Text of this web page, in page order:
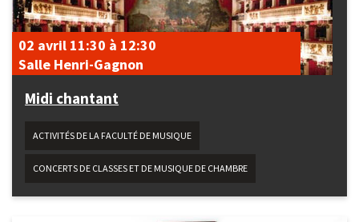
Midi chantant
02 avril 11:30 à 12:30
Salle Henri-Gagnon
ACTIVITÉS DE LA FACULTÉ DE MUSIQUE
CONCERTS DE CLASSES ET DE MUSIQUE DE CHAMBRE